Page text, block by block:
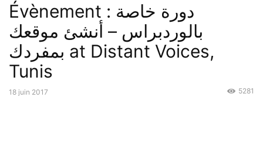
Évènement : دورة خاصة
بالوردبراس – أنشئ موقعك
بمفردك at Distant Voices,
Tunis
18 juin 2017 5281